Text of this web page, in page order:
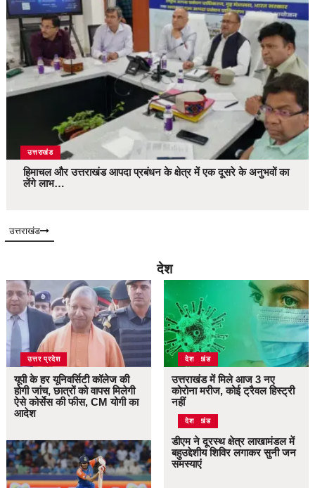
उत्तराखंड
हिमाचल और उत्तराखंड आपदा प्रबंधन के क्षेत्र में एक दूसरे के अनुभवों का
लेंगे लाभ…
उत्तराखंड
देश
उत्तर प्रदेश
यूपी के हर यूनिवर्सिटी कॉलेज की
होगी जांच, छात्रों को वापस मिलेगी
ऐसे कोर्सेस की फीस, CM योगी का
आदेश
उत्तराखंड
देश
उत्तराखंड में मिले आज 3 नए
कोरोना मरीज, कोई ट्रैवल हिस्ट्री
नहीं
उत्तराखंड
देश
डीएम ने दूरस्थ क्षेत्र लाखामंडल में
बहुउद्देशीय शिविर लगाकर सुनी जन
समस्याएं